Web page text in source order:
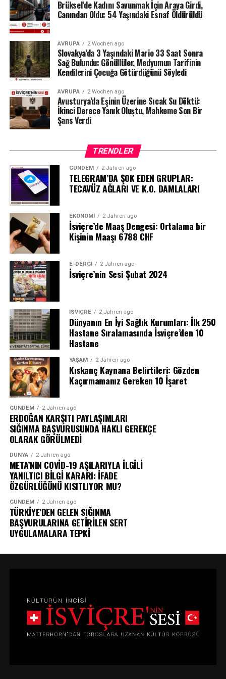
makamlarının atacağı bir sonraki adıma çevrilmiş
durumda.#ahbap #sondakika
Brüksel’de Kadını Savunmak İçin Araya Girdi,
Canından Oldu: 54 Yaşındaki Esnaf Öldürüldü
AVRUPA 2 Wochen ago
Slovakya’da 3 Yaşındaki Mario 33 Saat Sonra
Sağ Bulundu: Gönüllüler, Medyumun Tarifinin
Kendilerini Çocuğa Götürdüğünü Söyledi
AVRUPA 2 Wochen ago
Avusturya’da Eşinin Üzerine Sıcak Su Döktü:
İkinci Derece Yanık Oluştu, Mahkeme Son Bir
Şans Verdi
TRENDLER
GÜNDEM 2 Jahren ago
TELEGRAM’DA ŞOK EDEN GRUPLAR:
TECAVÜZ AĞLARI VE K.O. DAMLALARI
EKONOMI 2 Jahren ago
İsviçre’de Maaş Dengesi: Ortalama bir
Kişinin Maaşı 6788 CHF
E-DERGI 2 Jahren ago
İsviçre’nin Sesi Şubat 2024
İSVIÇRE 2 Jahren ago
Dünyanın En İyi Sağlık Kurumları: İlk 250
Hastane Sıralamasında İsviçre’den 10
Hastane
YAŞAM 2 Jahren ago
Kıskanç Kaynana Belirtileri: Gözden
Kaçırmamanız Gereken 10 İşaret
GÜNDEM 2 Jahren ago
ERDOĞAN KARŞITI PAYLAŞIMLARI
SIĞINMA BAŞVURUSUNDA HAKLI GEREKÇE
OLARAK GÖRÜLMEDİ
DÜNYA 2 Jahren ago
META’NIN COVİD-19 AŞILARIYLA İLGİLİ
YANILTICI BİLGİ KARARI: İFADE
ÖZGÜRLÜĞÜNÜ KISITLIYOR MU?
GÜNDEM 2 Jahren ago
TÜRKİYE’DEN GELEN SIĞINMA
BAŞVURULARINA GETİRİLEN SERT
UYGULAMALARA TEPKİ